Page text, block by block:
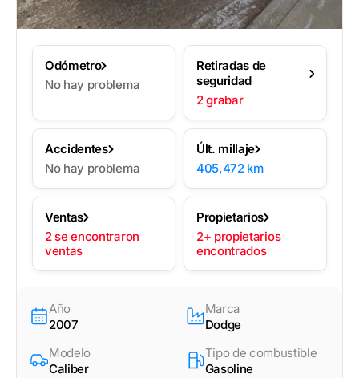
Odómetro
No hay problema
Retiradas de
seguridad
2 grabar
Accidentes
No hay problema
Últ. millaje
405,472 km
Ventas
2 se encontraron
ventas
Propietarios
2+ propietarios
encontrados
Año
2007
Marca
Dodge
Modelo
Caliber
Tipo de combustible
Gasoline